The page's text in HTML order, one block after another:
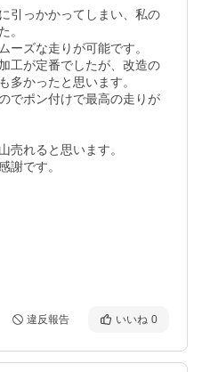
引っかかってしまい、私の
。
ーズな走りが可能です。
工が定番でしたが、改造の
多かったと思います。
でポン付けで最高の走りが
売れると思います。
謝です。
違反報告 いいね 0